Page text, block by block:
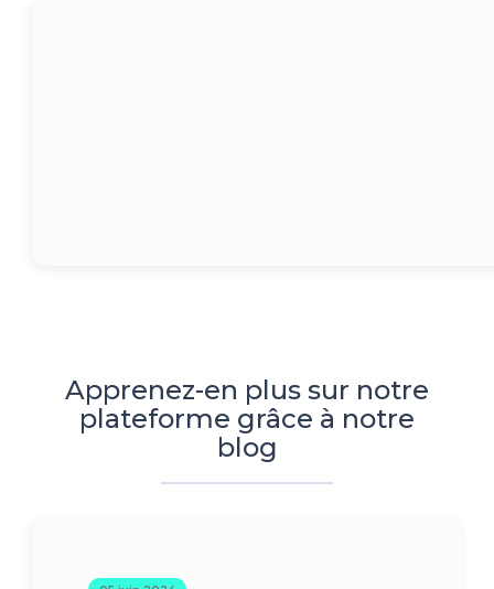
Apprenez-en plus sur notre
plateforme grâce à notre
blog